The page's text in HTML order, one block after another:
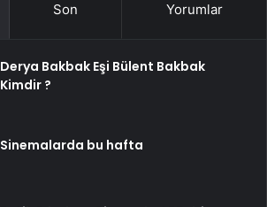
Son Yorumlar
Derya Bakbak Eşi Bülent Bakbak
Kimdir ?
Sinemalarda bu hafta